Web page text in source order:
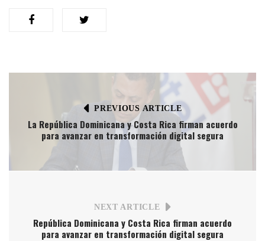
PREVIOUS ARTICLE
La República Dominicana y Costa Rica firman acuerdo
para avanzar en transformación digital segura
NEXT ARTICLE
República Dominicana y Costa Rica firman acuerdo
para avanzar en transformación digital segura